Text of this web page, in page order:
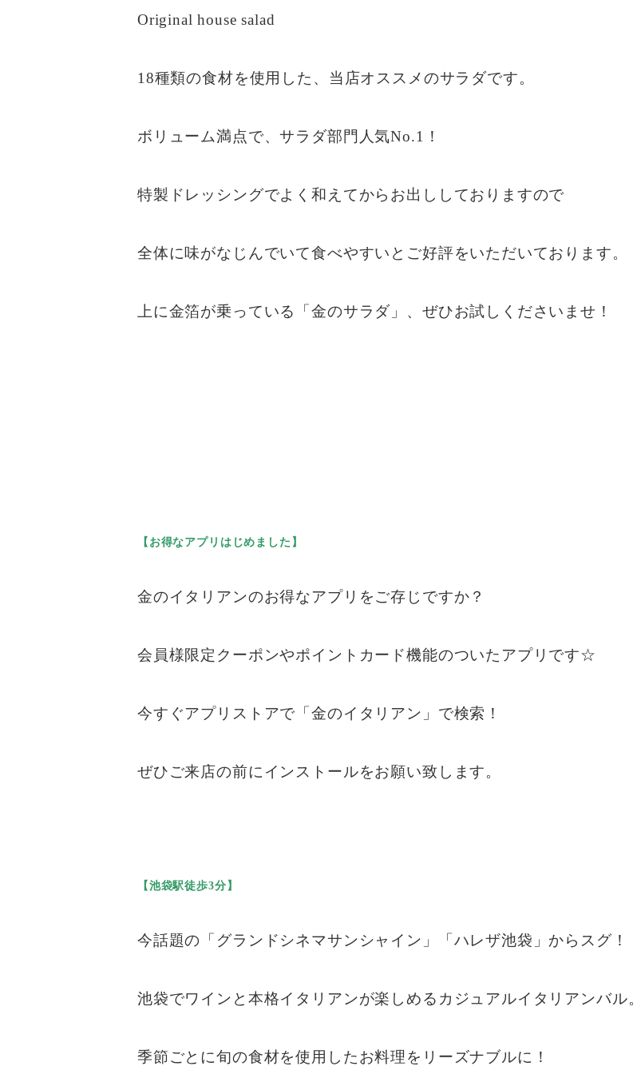
Original house salad
18種類の食材を使用した、当店オススメのサラダです。
ボリューム満点で、サラダ部門人気No.1！
特製ドレッシングでよく和えてからお出ししておりますので
全体に味がなじんでいて食べやすいとご好評をいただいております。
上に金箔が乗っている「金のサラダ」、ぜひお試しくださいませ！
【お得なアプリはじめました】
金のイタリアンのお得なアプリをご存じですか？
会員様限定クーポンやポイントカード機能のついたアプリです☆
今すぐアプリストアで「金のイタリアン」で検索！
ぜひご来店の前にインストールをお願い致します。
【池袋駅徒歩3分】
今話題の「グランドシネマサンシャイン」「ハレザ池袋」からスグ！
池袋でワインと本格イタリアンが楽しめるカジュアルイタリアンバル。
季節ごとに旬の食材を使用したお料理をリーズナブルに！